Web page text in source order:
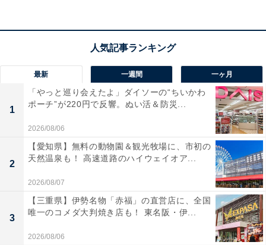
UPS機能や専用アプリでの遠隔操作
使いから車中泊まで幅広く活躍します！ 防災対策や停電
時の備えとしてもこれ1台あるだけで、毎日の安心感が
大きく変わりますね。
Jackeryのポータブル電源「JE-240A」の口コミは？
Jackeryのポータブル電源「JE-240A」には以下のような
片手で軽々と持ち運べるほどコンパクトなので車中
最新 一週間 一ヶ月
1
「やっと巡り会えたよ」ダイソーの“ちいかわ
ポーチ”が220円で反響。ぬい活＆防災...
2026/08/06
2
【愛知県】無料の動物園＆観光牧場に、市初の
天然温泉も！ 高速道路のハイウェイオア...
2026/08/07
3
【三重県】伊勢名物「赤福」の直営店に、全国
唯一のコメダ大判焼き店も！ 東名阪・伊...
2026/08/06